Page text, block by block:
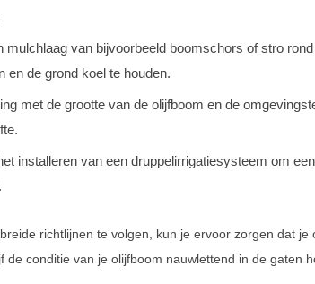
mulchlaag van bijvoorbeeld boomschors of stro
en de grond koel te houden.
met de grootte van de olijfboom en de
installeren van een druppelirrigatiesysteem om
richtlijnen te volgen, kun je ervoor zorgen dat
de conditie van je olijfboom nauwlettend in de gaten